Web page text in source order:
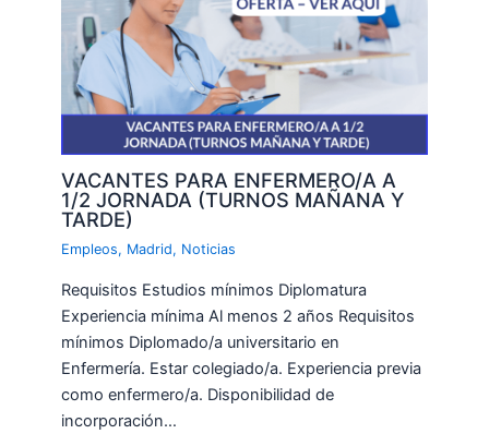
VACANTES PARA ENFERMERO/A A
1/2 JORNADA (TURNOS MAÑANA Y
TARDE)
Empleos, Madrid, Noticias
Requisitos Estudios mínimos Diplomatura
Experiencia mínima Al menos 2 años Requisitos
mínimos Diplomado/a universitario en
Enfermería. Estar colegiado/a. Experiencia previa
como enfermero/a. Disponibilidad de
incorporación…